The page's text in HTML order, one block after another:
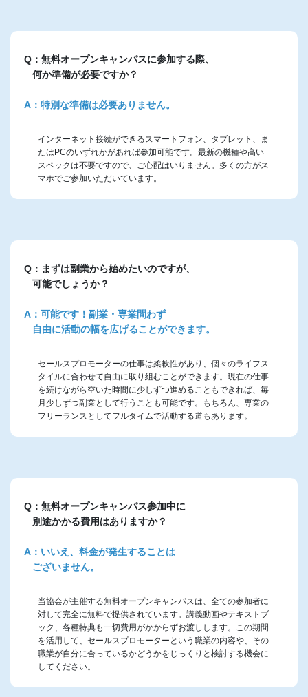
Q：無料オープンキャンパスに参加する際、
何か準備が必要ですか？
A：特別な準備は必要ありません。
インターネット接続ができるスマートフォン、タブレット、ま
たはPCのいずれかがあれば参加可能です。最新の機種や高い
スペックは不要ですので、ご心配はいりません。多くの方がス
マホでご参加いただいています。
Q：まずは副業から始めたいのですが、
可能でしょうか？
A：可能です！副業・専業問わず
自由に活動の幅を広げることができます。
セールスプロモーターの仕事は柔軟性があり、個々のライフス
タイルに合わせて自由に取り組むことができます。現在の仕事
を続けながら空いた時間に少しずつ進めることもできれば、毎
月少しずつ副業として行うことも可能です。もちろん、専業の
フリーランスとしてフルタイムで活動する道もあります。
Q：無料オープンキャンパス参加中に
別途かかる費用はありますか？
A：いいえ、料金が発生することは
ございません。
当協会が主催する無料オープンキャンパスは、全ての参加者に
対して完全に無料で提供されています。講義動画やテキストブ
ック、各種特典も一切費用がかからずお渡しします。この期間
を活用して、セールスプロモーターという職業の内容や、その
職業が自分に合っているかどうかをじっくりと検討する機会に
してください。